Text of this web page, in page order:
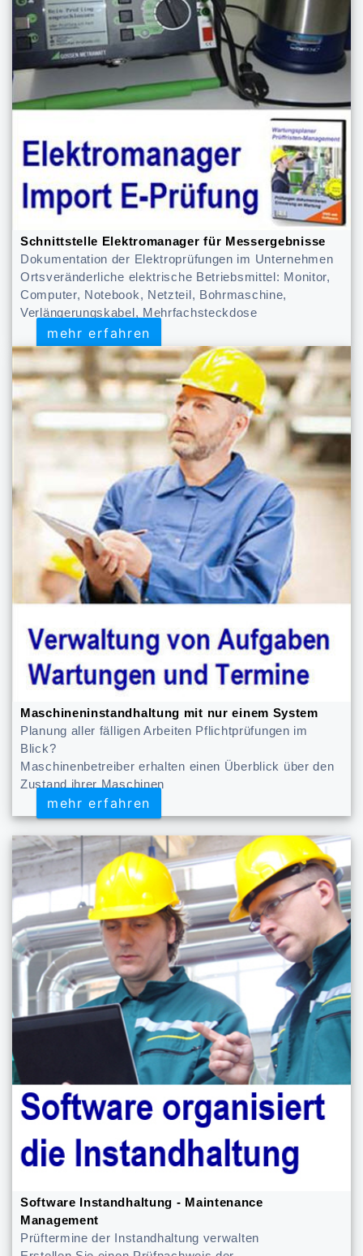
Schnittstelle Elektromanager für Messergebnisse
Dokumentation der Elektroprüfungen im Unternehmen
Ortsveränderliche elektrische Betriebsmittel: Monitor,
Computer, Notebook, Netzteil, Bohrmaschine,
Verlängerungskabel, Mehrfachsteckdose
mehr erfahren
mehr erfahren
Maschineninstandhaltung mit nur einem System
Planung aller fälligen Arbeiten Pflichtprüfungen im
Blick?
Maschinenbetreiber erhalten einen Überblick über den
Zustand ihrer Maschinen
mehr erfahren
mehr erfahren
Software Instandhaltung - Maintenance
Management
Prüftermine der Instandhaltung verwalten